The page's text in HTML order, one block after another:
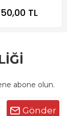
TL
abone olun.
Gönder